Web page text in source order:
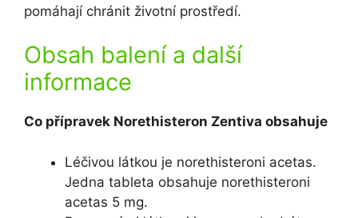
pomáhají chránit životní prostředí.
Obsah balení a další
informace
Co přípravek Norethisteron Zentiva obsahuje
Léčivou látkou je norethisteroni acetas.
Jedna tableta obsahuje norethisteroni
acetas 5 mg.